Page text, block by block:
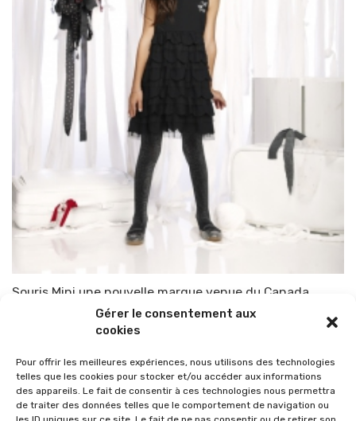
Gérer le consentement aux
cookies
Pour offrir les meilleures expériences, nous utilisons des technologies
telles que les cookies pour stocker et/ou accéder aux informations
des appareils. Le fait de consentir à ces technologies nous permettra
de traiter des données telles que le comportement de navigation ou
Souris Mini une nouvelle marque venue du Canada
TOP-PARENTS 25 décembre 2013